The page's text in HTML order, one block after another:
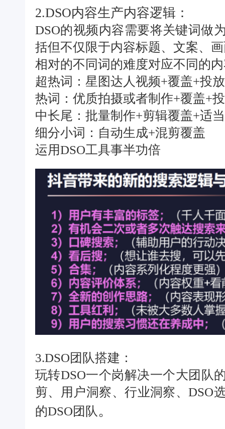
2.DSO内容生产内容逻辑：
DSO的视频内容需要将关键词做
括但不仅限于内容标题、文案、
相对的不同词的难度对应不同的
超热词：星图达人视频+覆盖+投
热词：优质拍摄或者制作+覆盖+
中长尾：批量制作+剪辑覆盖+适
细分小词：自动生成+混剪覆盖
运用DSO工具事半功倍
3.DSO团队搭建：
玩转DSO一个岗解决一个大团队
剪、用户洞察、行业洞察、DSO
的DSO团队 。